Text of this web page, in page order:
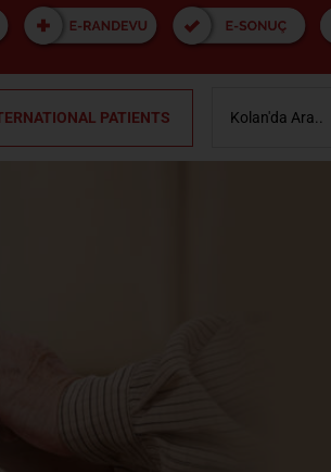
PATIENTS